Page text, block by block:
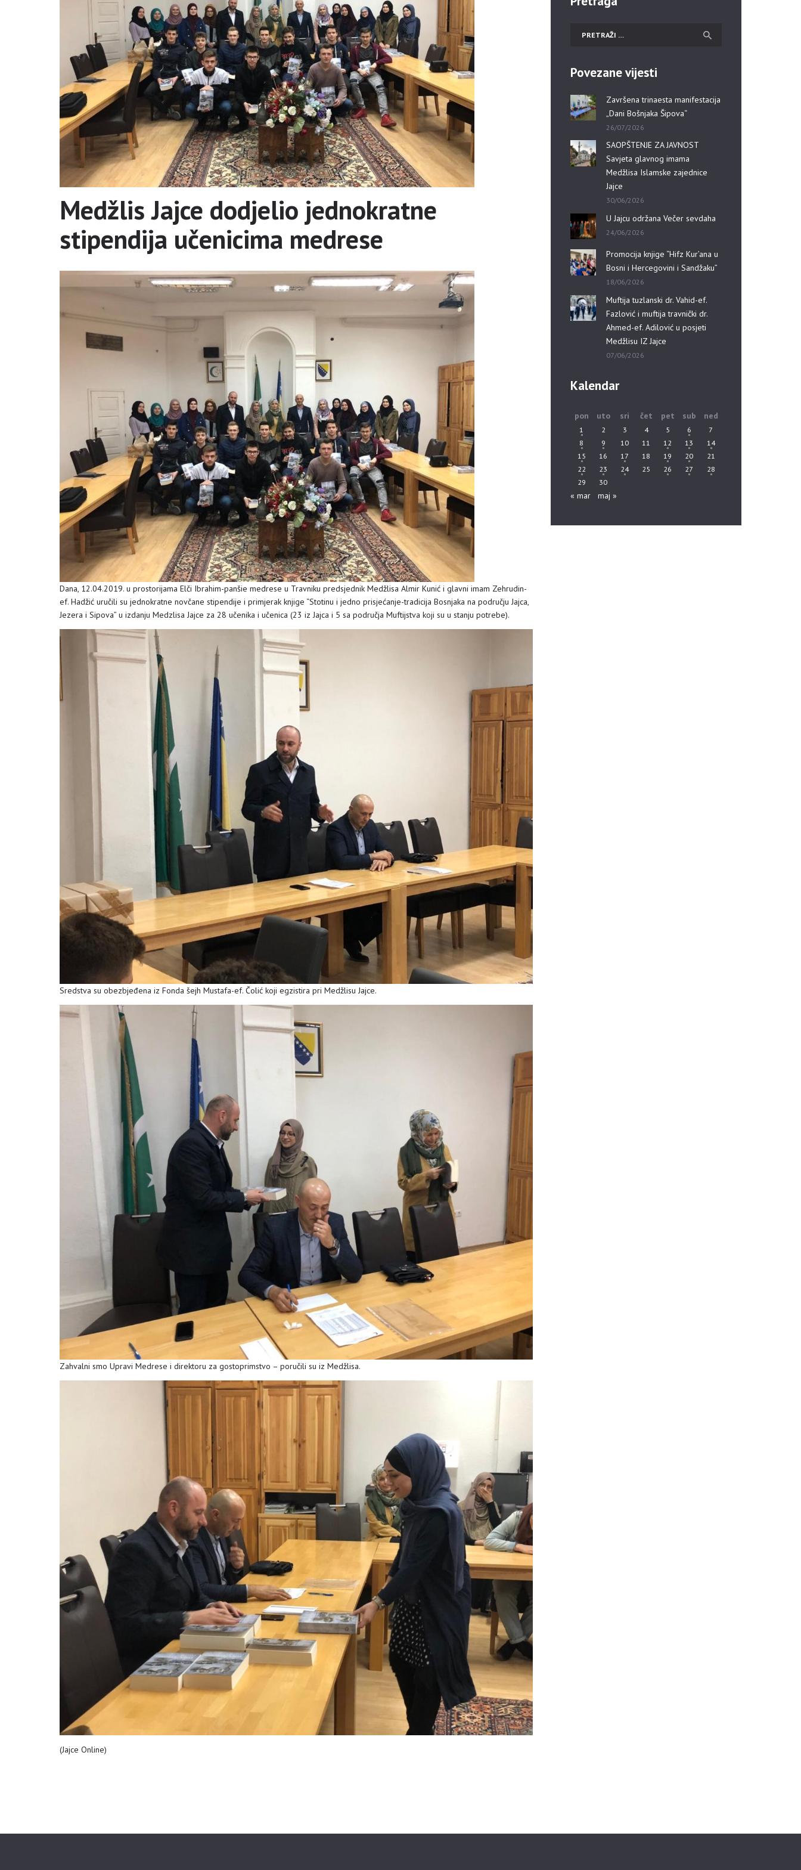
Medžlis Jajce dodjelio jednokratne
stipendija učenicima medrese
Dana, 12.04.2019. u prostorijama Elči Ibrahim-panšie medrese u Travniku predsjednik Medžlisa Almir Kunić i glavni imam Zehrudin-
ef. Hadžić uručili su jednokratne novčane stipendije i primjerak knjige “Stotinu i jedno prisjećanje-tradicija Bosnjaka na području Jajca,
Jezera i Sipova” u izdanju Medzlisa Jajce za 28 učenika i učenica (23 iz Jajca i 5 sa područja Muftijstva koji su u stanju potrebe).
Sredstva su obezbjeđena iz Fonda šejh Mustafa-ef. Čolić koji egzistira pri Medžlisu Jajce.
Zahvalni smo Upravi Medrese i direktoru za gostoprimstvo – poručili su iz Medžlisa.
(Jajce Online)
Povezane vijesti
Završena trinaesta manifestacija
„Dani Bošnjaka Šipova“
26/07/2026
SAOPŠTENJE ZA JAVNOST
Savjeta glavnog imama
Medžlisa Islamske zajednice
Jajce
30/06/2026
U Jajcu održana Večer sevdaha
24/06/2026
Promocija knjige “Hifz Kur’ana u
Bosni i Hercegovini i Sandžaku”
18/06/2026
Muftija tuzlanski dr. Vahid-ef.
Fazlović i muftija travnički dr.
Ahmed-ef. Adilović u posjeti
Medžlisu IZ Jajce
07/06/2026
Kalendar
pon uto sri čet pet sub ned
1 2 3 4 5 6
7
8
9 10 11 12 13
14
15
16 17 18 19 20
21
22
23 24 25 26 27
28
29
30
« mar maj »